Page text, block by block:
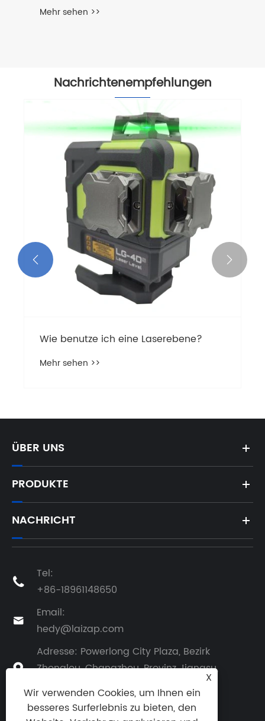
Mehr sehen >>
Nachrichtenempfehlungen
Wie benutze ich eine Laserebene?
Mehr sehen >>
 
ÜBER UNS
PRODUKTE
NACHRICHT

Tel:
+86-18961148650

Email:
hedy@laizap.com

Adresse: Powerlong City Plaza, Bezirk
Zhonglou, Changzhou, Provinz Jiangsu,
X
Wir verwenden Cookies, um Ihnen ein
besseres Surferlebnis zu bieten, den